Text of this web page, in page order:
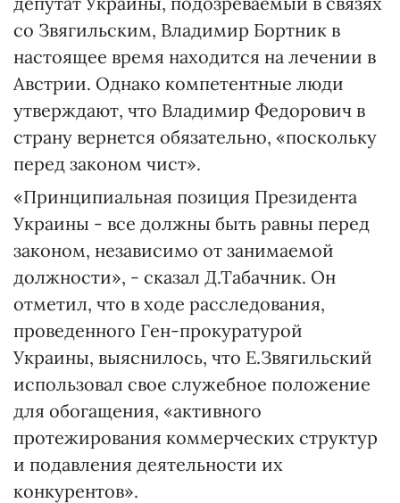
со Звягильским, Владимир Бортник в
настоящее время находится на лечении в
Австрии. Однако компетентные люди
утверждают, что Владимир Федорович в
страну вернется обязательно, «поскольку
перед законом чист».
«Принципиальная позиция Президента
Украины - все должны быть равны перед
законом, независимо от занимаемой
должности», - сказал Д.Табачник. Он
отметил, что в ходе расследования,
проведенного Ген-прокуратурой
Украины, выяснилось, что Е.Звягильский
использовал свое служебное положение
для обогащения, «активного
протежирования коммерческих структур
и подавления деятельности их
конкурентов».